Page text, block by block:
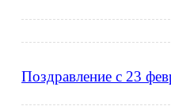
Поздравление с 23